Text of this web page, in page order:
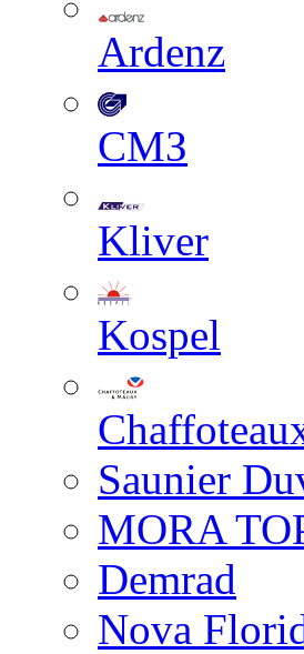
Ardenz
СМЗ
Kliver
Kospel
Saunier
MORA
Demrad
Nova